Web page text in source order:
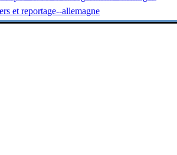
et reportage--allemagne